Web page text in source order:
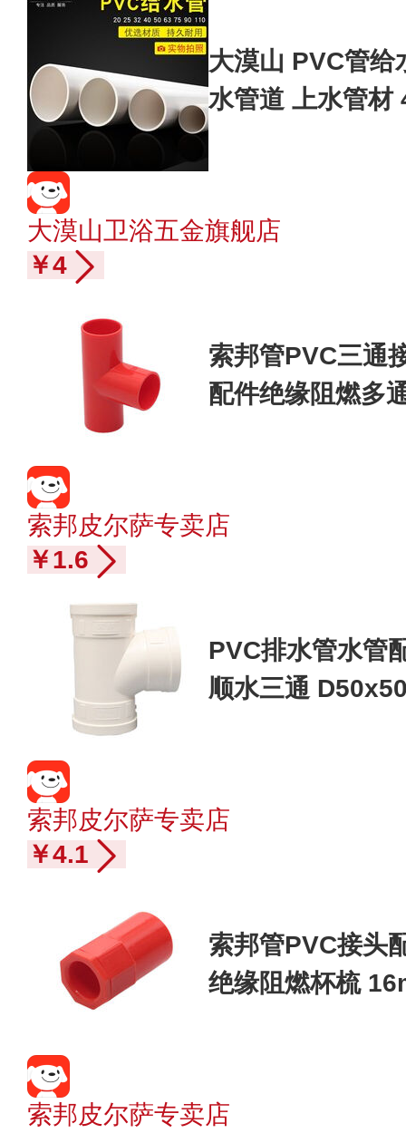
大漠山 PVC管
水管道 上水管材
大漠山卫浴五金旗舰店
￥4
索邦管PVC三通
配件绝缘阻燃多
索邦皮尔萨专卖店
￥1.6
PVC排水管水管
顺水三通
索邦皮尔萨专卖店
￥4.1
索邦管PVC接头
绝缘阻燃杯梳
索邦皮尔萨专卖店